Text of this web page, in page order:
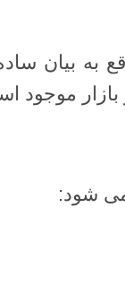
بیان
موجود
می شود: